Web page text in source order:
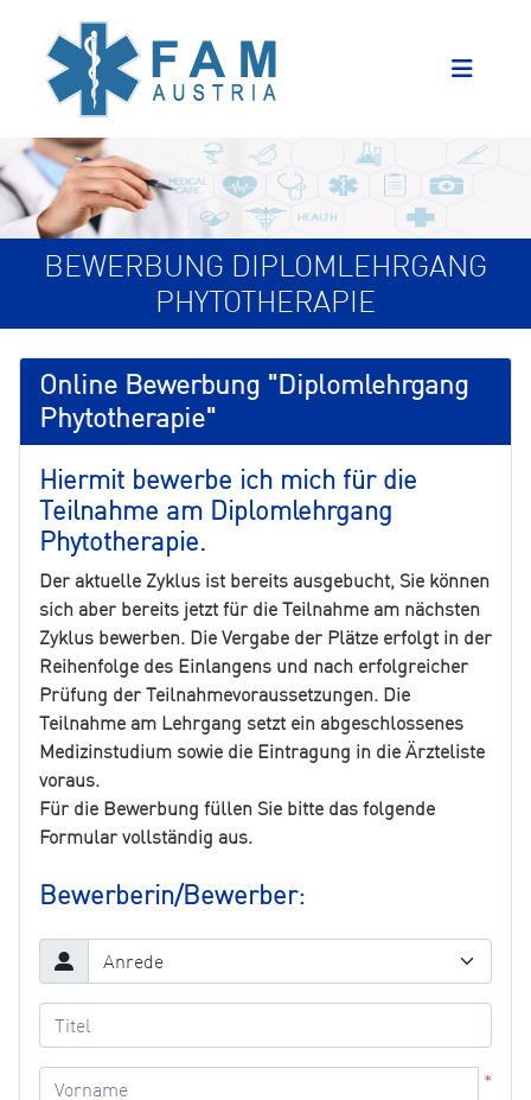
BEWERBUNG DIPLOMLEHRGANG
PHYTOTHERAPIE
Online Bewerbung "Diplomlehrgang
Phytotherapie"
Hiermit bewerbe ich mich für die
Teilnahme am Diplomlehrgang
Phytotherapie.
Der aktuelle Zyklus ist bereits ausgebucht, Sie können
sich aber bereits jetzt für die Teilnahme am nächsten
Zyklus bewerben. Die Vergabe der Plätze erfolgt in der
Reihenfolge des Einlangens und nach erfolgreicher
Prüfung der Teilnahmevoraussetzungen. Die
Teilnahme am Lehrgang setzt ein abgeschlossenes
Medizinstudium sowie die Eintragung in die Ärzteliste
voraus.
Für die Bewerbung füllen Sie bitte das folgende
Formular vollständig aus.
Bewerberin/Bewerber:
*